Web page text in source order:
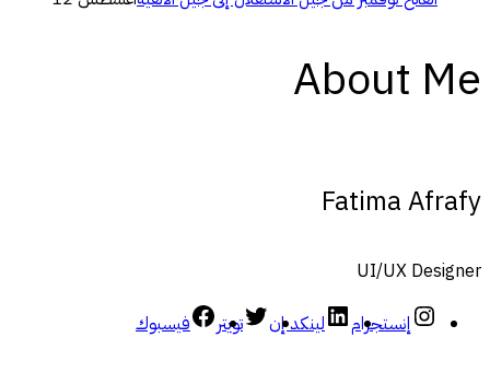
About Me
Fatima Afrafy
UI/UX Designer
إنستجرام
لينكد إن تويتر فيسبوك